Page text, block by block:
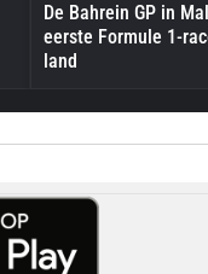
De Bahrein GP in
eerste Formule 1-
land